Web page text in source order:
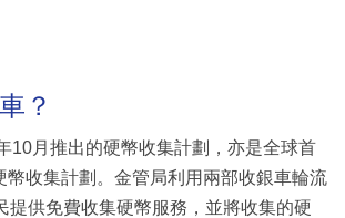
？
10月推出的硬幣收集計劃，亦是全球首
幣收集計劃。金管局利用兩部收銀車輪流
提供免費收集硬幣服務，並將收集的硬